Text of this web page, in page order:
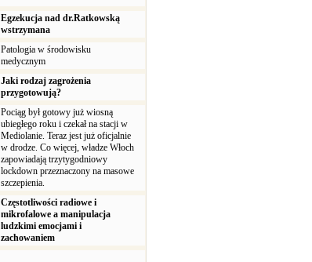
Egzekucja nad dr.Ratkowską
wstrzymana
Patologia w środowisku
medycznym
Jaki rodzaj zagrożenia
przygotowują?
Pociąg był gotowy już wiosną
ubiegłego roku i czekał na stacji w
Mediolanie. Teraz jest już oficjalnie
w drodze. Co więcej, władze Włoch
zapowiadają trzytygodniowy
lockdown przeznaczony na masowe
szczepienia.
Częstotliwości radiowe i
mikrofalowe a manipulacja
ludzkimi emocjami i
zachowaniem